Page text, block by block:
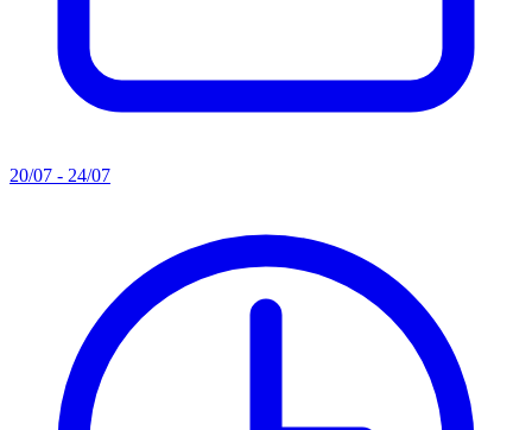
20/07 - 24/07